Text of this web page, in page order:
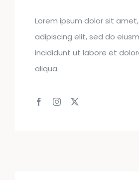
Lorem ipsum dolor sit
adipiscing elit, sed do
incididunt ut labore et
aliqua.